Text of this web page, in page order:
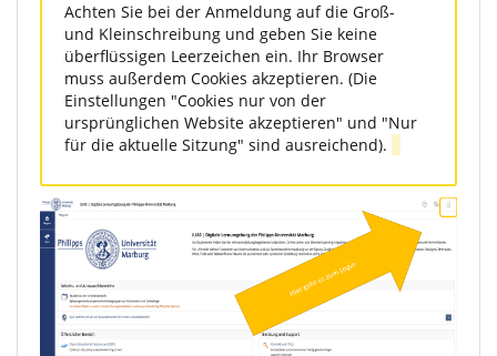
Achten Sie bei der Anmeldung auf die Groß-
und Kleinschreibung und geben Sie keine
überflüssigen Leerzeichen ein. Ihr Browser
muss außerdem Cookies akzeptieren. (Die
Einstellungen "Cookies nur von der
ursprünglichen Website akzeptieren" und "Nur
für die aktuelle Sitzung" sind ausreichend).